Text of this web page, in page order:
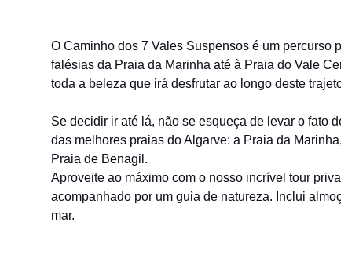
O Caminho dos 7 Vales Suspensos é um percurso
falésias da Praia da Marinha até à Praia do Vale
toda a beleza que irá desfrutar ao longo deste
Se decidir ir até lá, não se esqueça de levar o fato
das melhores praias do Algarve: a Praia da
Praia de Benagil.
Aproveite ao máximo com o nosso incrível tour
acompanhado por um guia de natureza. Inclui
mar.